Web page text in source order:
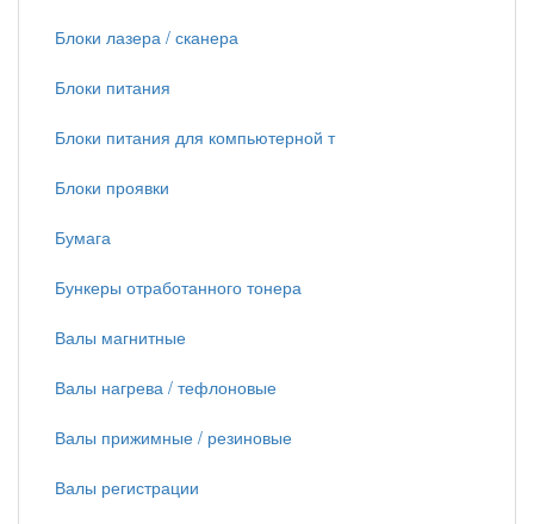
Блоки лазера / сканера
Блоки питания
Блоки питания для компьютерной т
Блоки проявки
Бумага
Бункеры отработанного тонера
Валы магнитные
Валы нагрева / тефлоновые
Валы прижимные / резиновые
Валы регистрации